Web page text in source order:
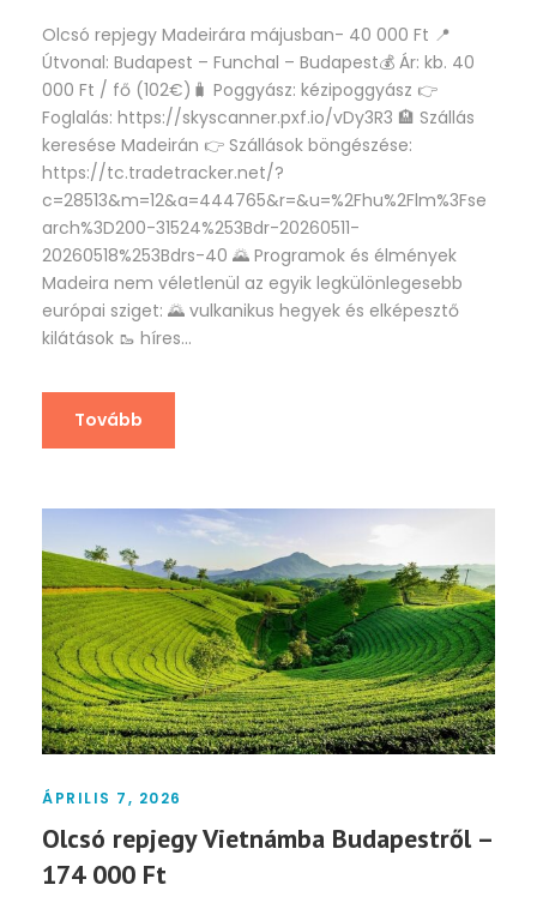
Olcsó repjegy Madeirára májusban- 40 000 Ft 📍
Útvonal: Budapest – Funchal – Budapest💰 Ár: kb. 40
000 Ft / fő (102€)🧳 Poggyász: kézipoggyász 👉
Foglalás: https://skyscanner.pxf.io/vDy3R3 🏨 Szállás
keresése Madeirán 👉 Szállások böngészése:
https://tc.tradetracker.net/?
c=28513&m=12&a=444765&r=&u=%2Fhu%2Flm%3Fse
arch%3D200-31524%253Bdr-20260511-
20260518%253Bdrs-40 🌄 Programok és élmények
Madeira nem véletlenül az egyik legkülönlegesebb
európai sziget: 🌄 vulkanikus hegyek és elképesztő
kilátások 🥾 híres...
Tovább
ÁPRILIS 7, 2026
Olcsó repjegy Vietnámba Budapestről –
174 000 Ft